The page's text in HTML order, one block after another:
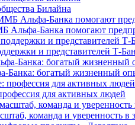
Билайна
Банка помогают
и представителей Т-
Банка: богатый жизненный
для активных людей
команда и уверенность в